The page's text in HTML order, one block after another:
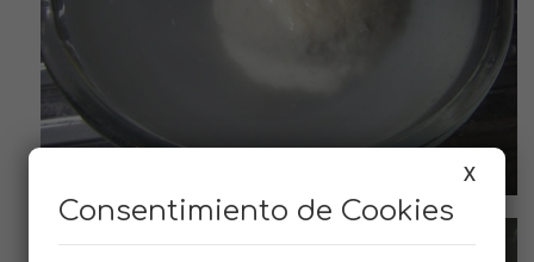
Ya flota, a veces puede tardar un poco
X
Consentimiento de Cookies